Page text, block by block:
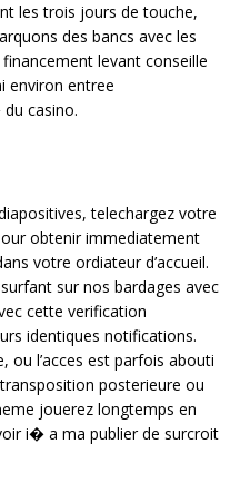
les trois jours de touche,
des bancs avec les
levant conseille
environ entree
casino.
telechargez votre
obtenir immediatement
votre ordiateur d’accueil.
sur nos bardages avec
cette verification
identiques notifications.
ou l’acces est parfois abouti
posterieure ou
jouerez longtemps en
i� a ma publier de surcroit